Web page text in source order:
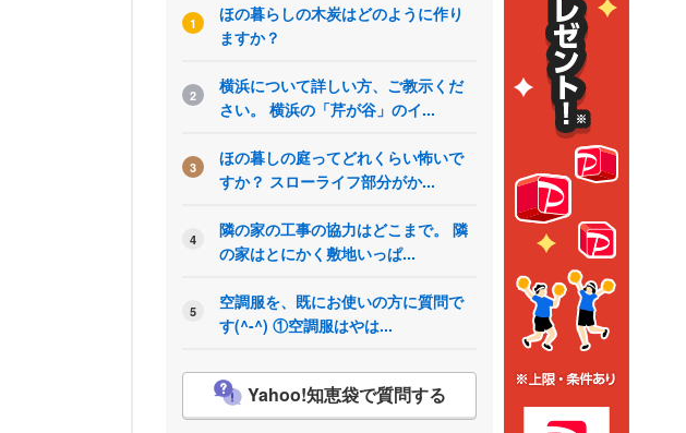
1
ほの暮らしの木炭はどのように作り
ますか？
2
横浜について詳しい方、ご教示くだ
さい。 横浜の「芹が谷」のイ...
3
ほの暮しの庭ってどれくらい怖いで
すか？ スローライフ部分がか...
4
隣の家の工事の協力はどこまで。 隣
の家はとにかく敷地いっぱ...
5
空調服を、既にお使いの方に質問で
す(^-^) ①空調服はやは...
Yahoo!知恵袋で質問する